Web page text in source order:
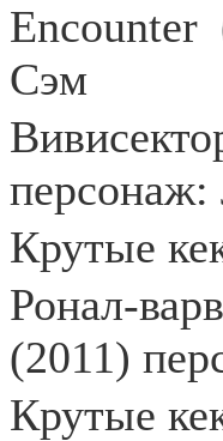
Encounter
Сэм
персонаж:
Крутые
Ронал-
(2011)
Крутые